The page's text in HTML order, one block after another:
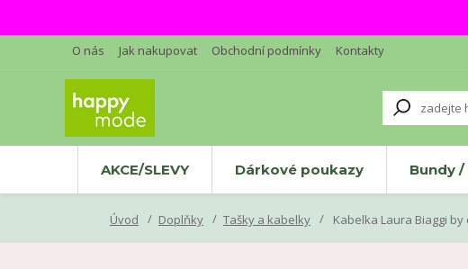
O nás Jak nakupovat Obchodní podmínky Kontakty
AKCE/SLEVY Dárkové poukazy Bundy
Úvod Doplňky Tašky a kabelky Kabelka Laura Biaggi by